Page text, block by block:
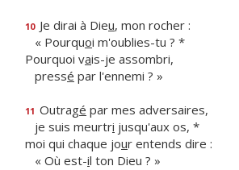
10 Je dirai à Dieu, mon rocher :
« Pourquoi m'oublies-tu ? *
Pourquoi vais-je assombri,
pressé par l'ennemi ? »
11 Outragé par mes adversaires,
je suis meurtri jusqu'aux os, *
moi qui chaque jour entends dire :
« Où est-il ton Dieu ? »